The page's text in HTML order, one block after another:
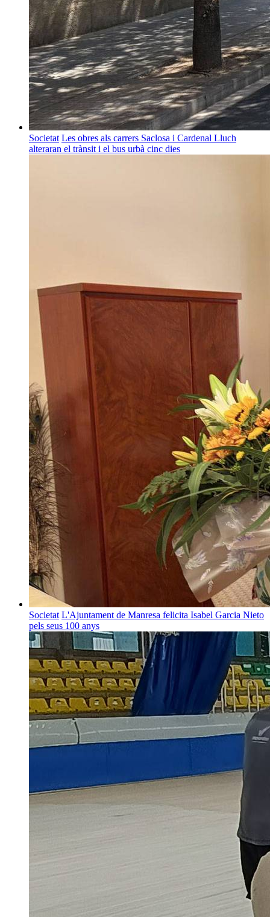
Societat Les obres als carrers Saclosa i Cardenal Lluch
alteraran el trànsit i el bus urbà cinc dies
Societat L'Ajuntament de Manresa felicita Isabel Garcia Nieto
pels seus 100 anys